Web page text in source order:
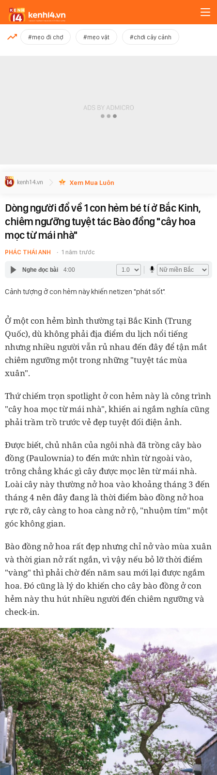
MỚI NHẤT
#mẹo đi chợ #mẹo vặt #chơi cây cảnh
Xem Mua Luôn
Dòng người đổ về 1 con hẻm bé tí ở Bắc Kinh,
chiêm ngưỡng tuyệt tác Bào đồng "cây hoa
mọc từ mái nhà"
PHÁC THÁI ANH 1 năm trước
Nghe đọc bài 4:00
Cảnh tượng ở con hẻm này khiến netizen "phát sốt".
Ở một con hẻm bình thường tại Bắc Kinh (Trung
Quốc), dù không phải địa điểm du lịch nổi tiếng
nhưng nhiều người vẫn rủ nhau đến đây để tận mắt
chiêm ngưỡng một trong những "tuyệt tác mùa
xuân".
Thứ chiếm trọn spotlight ở con hẻm này là công trình
"cây hoa mọc từ mái nhà", khiến ai ngắm nghía cũng
phải trầm trồ trước vẻ đẹp tuyệt đối điện ảnh.
Được biết, chủ nhân của ngôi nhà đã trồng cây bào
đồng (Paulownia) to đến mức nhìn từ ngoài vào,
trông chẳng khác gì cây được mọc lên từ mái nhà.
Loài cây này thường nở hoa vào khoảng tháng 3 đến
tháng 4 nên đây đang là thời điểm bào đồng nở hoa
rực rỡ, cây càng to hoa càng nở rộ, "nhuộm tím" một
góc không gian.
Bào đồng nở hoa rất đẹp nhưng chỉ nở vào mùa xuân
và thời gian nở rất ngắn, vì vậy nếu bỏ lỡ thời điểm
"vàng" thì phải chờ đến năm sau mới lại được ngắm
hoa. Đó cũng là lý do khiến cho cây bào đồng ở con
hẻm này thu hút nhiều người đến chiêm ngưỡng và
check-in.